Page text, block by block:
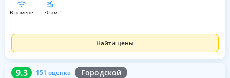
в номере 70 км
Найти цены
9.3 151 оценка Городской
9.3 151 оценка